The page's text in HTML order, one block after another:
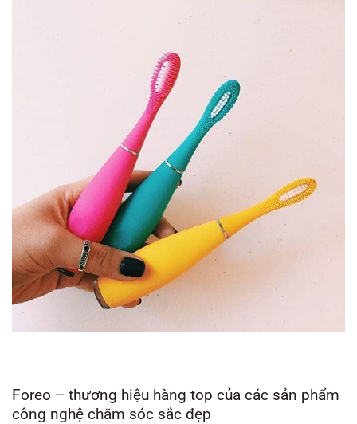
Foreo – thương hiệu hàng top của các sản phẩm
công nghệ chăm sóc sắc đẹp